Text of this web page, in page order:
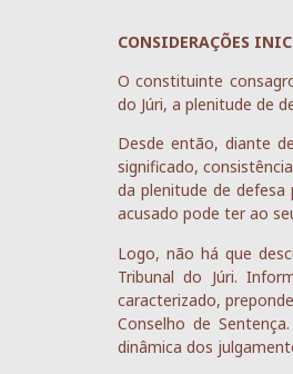
CONSIDERAÇÕES
O constituinte
do Júri, a plenitude de
Desde então, diante
significado,
da plenitude de
acusado pode ter ao
Logo, não há que
Tribunal do Júri.
caracterizado,
Conselho de
dinâmica dos